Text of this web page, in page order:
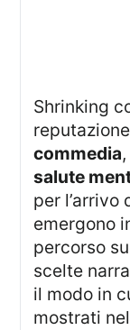
Shrinking continua a rafforzare la propria
commedia
salute
per l’arrivo
emergono
percorso
scelte
il modo in
mostrati